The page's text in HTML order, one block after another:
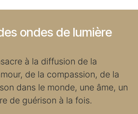
ondes de lumière
à la diffusion de la
de la compassion, de la
dans le monde, une âme, un
de guérison à la fois.